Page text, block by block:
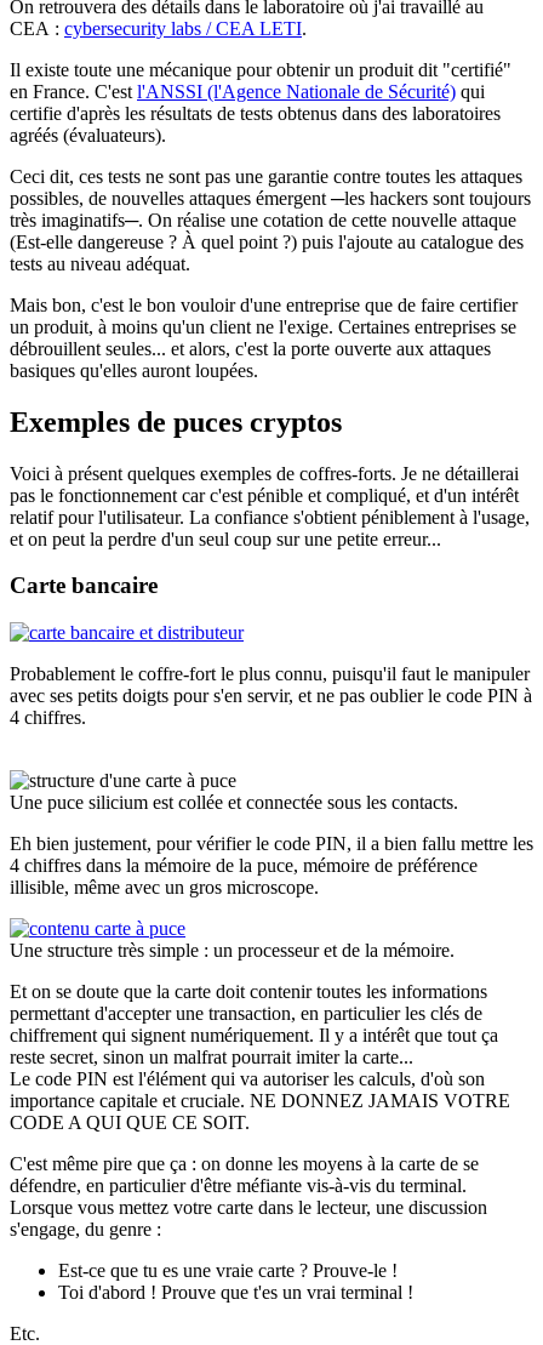
On retrouvera des détails dans le laboratoire où j'ai travaillé au
CEA : cybersecurity labs / CEA LETI.
Il existe toute une mécanique pour obtenir un produit dit "certifié"
en France. C'est l'ANSSI (l'Agence Nationale de Sécurité) qui
certifie d'après les résultats de tests obtenus dans des laboratoires
agréés (évaluateurs).
Ceci dit, ces tests ne sont pas une garantie contre toutes les attaques
possibles, de nouvelles attaques émergent ─les hackers sont toujours
très imaginatifs─. On réalise une cotation de cette nouvelle attaque
(Est-elle dangereuse ? À quel point ?) puis l'ajoute au catalogue des
tests au niveau adéquat.
Mais bon, c'est le bon vouloir d'une entreprise que de faire certifier
un produit, à moins qu'un client ne l'exige. Certaines entreprises se
débrouillent seules... et alors, c'est la porte ouverte aux attaques
basiques qu'elles auront loupées.
Exemples de puces cryptos
Voici à présent quelques exemples de coffres-forts. Je ne détaillerai
pas le fonctionnement car c'est pénible et compliqué, et d'un intérêt
relatif pour l'utilisateur. La confiance s'obtient péniblement à l'usage,
et on peut la perdre d'un seul coup sur une petite erreur...
Carte bancaire
Probablement le coffre-fort le plus connu, puisqu'il faut le manipuler
avec ses petits doigts pour s'en servir, et ne pas oublier le code PIN à
4 chiffres.
Une puce silicium est collée et connectée sous les contacts.
Eh bien justement, pour vérifier le code PIN, il a bien fallu mettre les
4 chiffres dans la mémoire de la puce, mémoire de préférence
illisible, même avec un gros microscope.
Une structure très simple : un processeur et de la mémoire.
Et on se doute que la carte doit contenir toutes les informations
permettant d'accepter une transaction, en particulier les clés de
chiffrement qui signent numériquement. Il y a intérêt que tout ça
reste secret, sinon un malfrat pourrait imiter la carte...
Le code PIN est l'élément qui va autoriser les calculs, d'où son
importance capitale et cruciale. NE DONNEZ JAMAIS VOTRE
CODE A QUI QUE CE SOIT.
C'est même pire que ça : on donne les moyens à la carte de se
défendre, en particulier d'être méfiante vis-à-vis du terminal.
Lorsque vous mettez votre carte dans le lecteur, une discussion
s'engage, du genre :
Est-ce que tu es une vraie carte ? Prouve-le !
Toi d'abord ! Prouve que t'es un vrai terminal !
Etc.